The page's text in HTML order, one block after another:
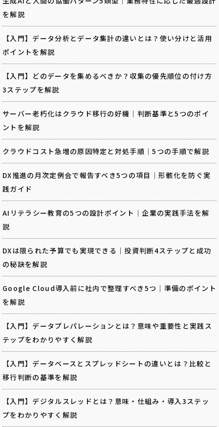
を解説
【入門】データ分析とデータ集計の違いとは？使い分けと活用
ポイントを解説
【入門】どのデータを集めるべきか？収集の優先順位の付け方
3ステップを解説
サーバー老朽化はクラウド移行の好機｜判断基準と5つのポイ
ントを解説
クラウドコスト急増の原因特定と対処手順｜5つの手順で解説
DX推進の月次定例会で報告すべき5つの項目｜形骸化を防ぐ実
践ガイド
AIリテラシー教育の5つの設計ポイント｜企業の実践手法を解
説
DXは限られた予算でも実現できる｜投資判断4ステップと成功
の秘訣を解説
Google Cloud導入前に社内で整理すべき5つ｜準備のポイント
を解説
【入門】データプレパレーションとは？意味や重要性と実践ス
テップをわかりやすく解説
【入門】データベースとスプレッドシートの違いとは？比較と
移行判断の基準を解説
【入門】デジタルスレッドとは？意味・仕組み・導入3ステッ
プをわかりやすく解説